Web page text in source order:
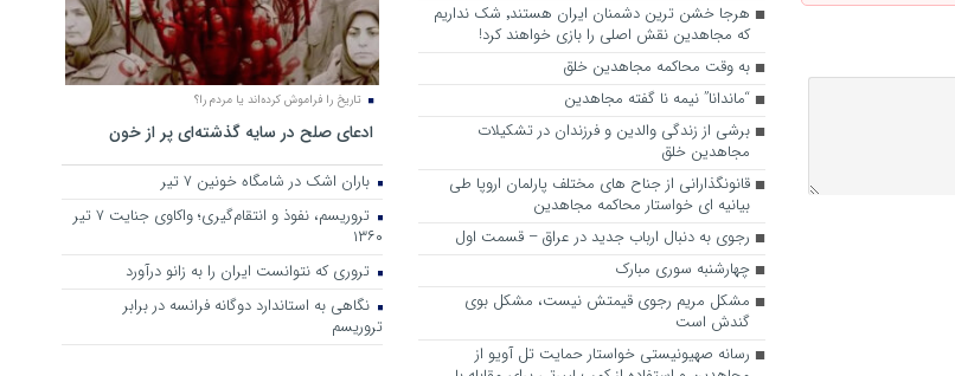
هرجا خشن ترین دشمنان ایران هستند٬ شک نداریم
که مجاهدین نقش اصلی را بازی خواهند کرد!
به وقت محاکمه مجاهدین خلق
“ماندانا” نیمه نا گفته مجاهدین
برشی از زندگی والدین و فرزندان در تشکیلات
مجاهدین خلق
قانونگذارانی از جناح های مختلف پارلمان اروپا طی
بیانیه ای خواستار محاکمه مجاهدین
رجوی به دنبال ارباب جدید در عراق – قسمت اول
چهارشنبه سوری مبارک
مشکل مریم رجوی قیمتش نیست، مشکل بوی
گندش است
رسانه صهیونیستی خواستار حمایت تل آویو از
تاریخ را فراموش کرده‌اند یا مردم را؟
ادعای صلح در سایه گذشته‌ای پر از خون
باران اشک در شامگاه خونین 7 تیر
تروریسم، نفوذ و انتقام‌گیری؛ واکاوی جنایت ۷ تیر
۱۳۶۰
تروری که نتوانست ایران را به زانو درآورد
نگاهی به استاندارد دوگانه فرانسه در برابر
تروریسم